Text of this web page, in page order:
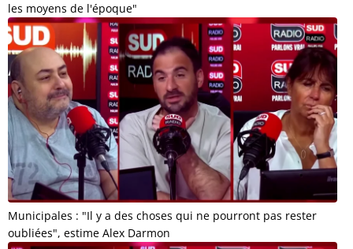
les moyens de l'époque"
Municipales : "Il y a des choses qui ne pourront pas rester
oubliées", estime Alex Darmon